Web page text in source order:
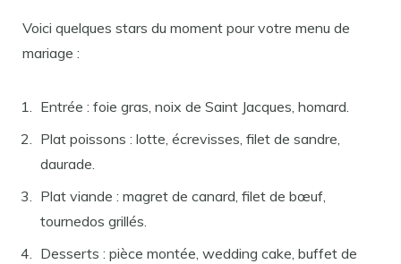
Voici quelques stars du moment pour votre menu de
mariage :
Entrée : foie gras, noix de Saint Jacques, homard.
Plat poissons : lotte, écrevisses, filet de sandre,
daurade.
Plat viande : magret de canard, filet de bœuf,
tournedos grillés.
Desserts : pièce montée, wedding cake, buffet de